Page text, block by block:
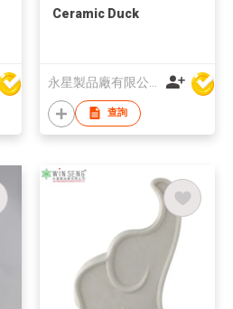
Ceramic Duck
查詢